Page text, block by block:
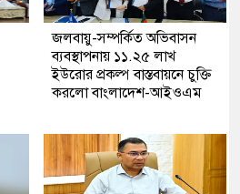
জলবায়ু-সম্পর্কিত অভিবাসন
ব্যবস্থাপনায় ১১.২৫ লাখ
ইউরোর প্রকল্প বাস্তবায়নে চুক্তি
করলো বাংলাদেশ-আইওএম